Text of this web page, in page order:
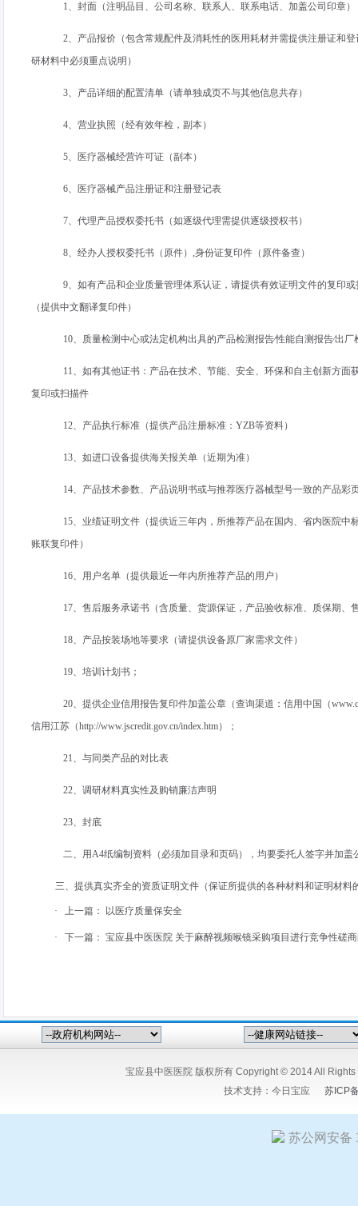
1、封面（注明品目、公司名称、联系人、联系电话、加盖公司印章）
2、产品报价（包含常规配件及消耗性的医用耗材并需提供注册证和
研材料中必须重点说明）
3、产品详细的配置清单（请单独成页不与其他信息共存）
4、营业执照（经有效年检，副本）
5、医疗器械经营许可证（副本）
6、医疗器械产品注册证和注册登记表
7、代理产品授权委托书（如逐级代理需提供逐级授权书）
8、经办人授权委托书（原件） ,身份证复印件（原件备查）
9、如有产品和企业质量管理体系认证，请提供有效证明文件的复印
（提供中文翻译复印件）
10、质量检测中心或法定机构出具的产品检测报告∕性能自测报告∕出
11、如有其他证书：产品在技术、节能、安全、环保和自主创新方
复印或扫描件
12、产品执行标准（提供产品注册标准： YZB等资料）
13、如进口设备提供海关报关单（近期为准）
14、产品技术参数、产品说明书或与推荐医疗器械型号一致的产品彩
15、业绩证明文件（提供近三年内，所推荐产品在国内、省内医院
账联复印件）
16、用户名单（提供最近一年内所推荐产品的用户）
17、售后服务承诺书（含质量、货源保证，产品验收标准、质保期、
18、产品按装场地等要求（请提供设备原厂家需求文件）
19、培训计划书；
20、提供企业信用报告复印件加盖公章（查询渠道：信用中国（
信用江苏（http://www.jscredit.gov.cn/index.htm）；
21、与同类产品的对比表
22、调研材料真实性及购销廉洁声明
23、封底
二、用A4纸编制资料（必须加目录和页码），均要委托人签字并加盖
三、提供真实齐全的资质证明文件（保证所提供的各种材料和证明材料
· 上一篇： 以医疗质量保安全
· 下一篇： 宝应县中医医院 关于麻醉视频喉镜采购项目进行竞争性磋
宝应县中医医院 版权所有 Copyright © 2014 All
技术支持： 今日宝应 苏ICP
苏公网安备